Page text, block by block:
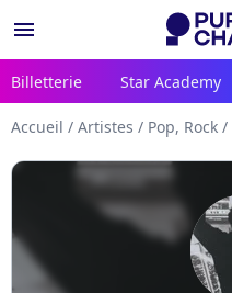
menu
Billetterie Star Academy
Accueil / Artistes / Pop, Rock /